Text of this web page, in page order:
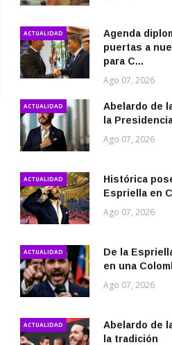
ACTUALIDAD
Agenda
puertas a
para C...
Ago 07, 2026
ACTUALIDAD
Abelardo de
la
Ago 07, 2026
ACTUALIDAD
Histórica
Espriella en
Ago 07, 2026
ACTUALIDAD
De la
en una
Ago 07, 2026
ACTUALIDAD
Abelardo de
la tradición